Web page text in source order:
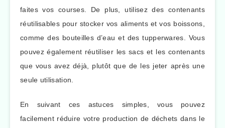
faites vos courses. De plus, utilisez des contenants
réutilisables pour stocker vos aliments et vos boissons,
comme des bouteilles d’eau et des tupperwares. Vous
pouvez également réutiliser les sacs et les contenants
que vous avez déjà, plutôt que de les jeter après une
seule utilisation.
En suivant ces astuces simples, vous pouvez
facilement réduire votre production de déchets dans le